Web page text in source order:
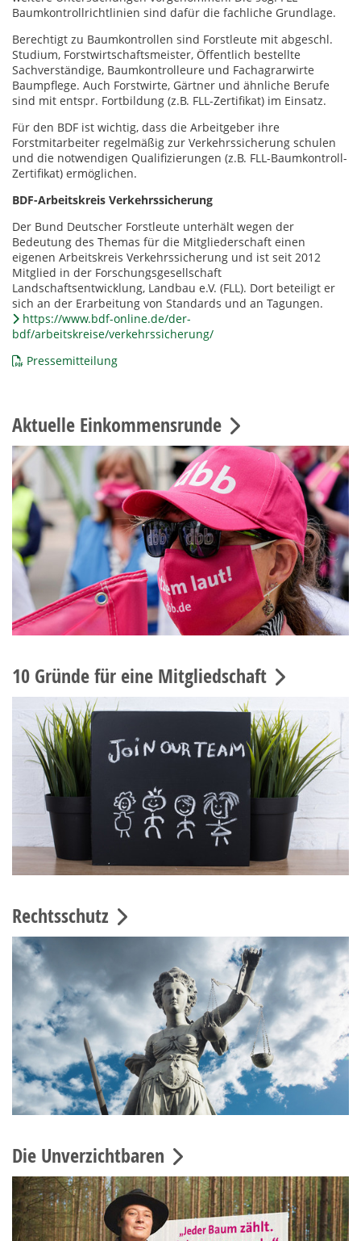
Baumkontrollrichtlinien sind dafür die fachliche Grundlage.
Berechtigt zu Baumkontrollen sind Forstleute mit abgeschl.
Studium, Forstwirtschaftsmeister, Öffentlich bestellte
Sachverständige, Baumkontrolleure und Fachagrarwirte
Baumpflege. Auch Forstwirte, Gärtner und ähnliche Berufe
sind mit entspr. Fortbildung (z.B. FLL-Zertifikat) im Einsatz.
Für den BDF ist wichtig, dass die Arbeitgeber ihre
Forstmitarbeiter regelmäßig zur Verkehrssicherung schulen
und die notwendigen Qualifizierungen (z.B. FLL-Baumkontroll-
Zertifikat) ermöglichen.
BDF-Arbeitskreis Verkehrssicherung
Der Bund Deutscher Forstleute unterhält wegen der
Bedeutung des Themas für die Mitgliederschaft einen
eigenen Arbeitskreis Verkehrssicherung und ist seit 2012
Mitglied in der Forschungsgesellschaft
Landschaftsentwicklung, Landbau e.V. (FLL). Dort beteiligt er
sich an der Erarbeitung von Standards und an Tagungen.
https://www.bdf-online.de/der-
bdf/arbeitskreise/verkehrssicherung/
Pressemitteilung
Aktuelle Einkommensrunde
10 Gründe für eine Mitgliedschaft
Rechtsschutz
Die Unverzichtbaren